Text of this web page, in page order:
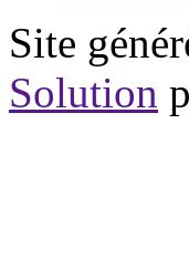
Site
Solution